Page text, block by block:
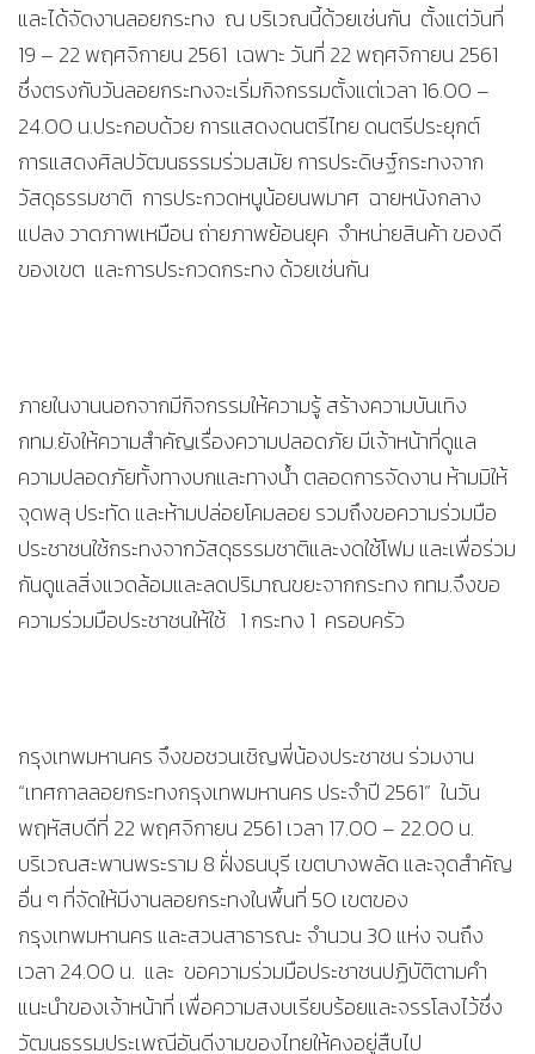
และได้จัดงานลอยกระทง ณ บริเวณนี้ด้วยเช่นกัน ตั้งแต่วันที่
19 – 22 พฤศจิกายน 2561 เฉพาะ วันที่ 22 พฤศจิกายน 2561
ซึ่งตรงกับวันลอยกระทงจะเริ่มกิจกรรมตั้งแต่เวลา 16.00 –
24.00 น.ประกอบด้วย การแสดงดนตรีไทย ดนตรีประยุกต์
การแสดงศิลปวัฒนธรรมร่วมสมัย การประดิษฐ์กระทงจาก
วัสดุธรรมชาติ การประกวดหนูน้อยนพมาศ ฉายหนังกลาง
แปลง วาดภาพเหมือน ถ่ายภาพย้อนยุค จำหน่ายสินค้า ของดี
ของเขต และการประกวดกระทง ด้วยเช่นกัน
ภายในงานนอกจากมีกิจกรรมให้ความรู้ สร้างความบันเทิง
กทม.ยังให้ความสำคัญเรื่องความปลอดภัย มีเจ้าหน้าที่ดูแล
ความปลอดภัยทั้งทางบกและทางน้ำ ตลอดการจัดงาน ห้ามมิให้
จุดพลุ ประทัด และห้ามปล่อยโคมลอย รวมถึงขอความร่วมมือ
ประชาชนใช้กระทงจากวัสดุธรรมชาติและงดใช้โฟม และเพื่อร่วม
กันดูแลสิ่งแวดล้อมและลดปริมาณขยะจากกระทง กทม.จึงขอ
ความร่วมมือประชาชนให้ใช้ 1 กระทง 1 ครอบครัว
กรุงเทพมหานคร จึงขอชวนเชิญพี่น้องประชาชน ร่วมงาน
“เทศกาลลอยกระทงกรุงเทพมหานคร ประจำปี 2561” ในวัน
พฤหัสบดีที่ 22 พฤศจิกายน 2561 เวลา 17.00 – 22.00 น.
บริเวณสะพานพระราม 8 ฝั่งธนบุรี เขตบางพลัด และจุดสำคัญ
อื่น ๆ ที่จัดให้มีงานลอยกระทงในพื้นที่ 50 เขตของ
กรุงเทพมหานคร และสวนสาธารณะ จำนวน 30 แห่ง จนถึง
เวลา 24.00 น. และ ขอความร่วมมือประชาชนปฏิบัติตามคำ
แนะนำของเจ้าหน้าที่ เพื่อความสงบเรียบร้อยและจรรโลงไว้ซึ่ง
วัฒนธรรมประเพณีอันดีงามของไทยให้คงอยู่สืบไป